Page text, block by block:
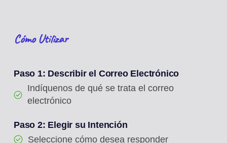
Cómo Utilizar
Paso 1: Describir el Correo Electrónico
Indíquenos de qué se trata el correo
electrónico
Paso 2: Elegir su Intención
Seleccione cómo desea responder